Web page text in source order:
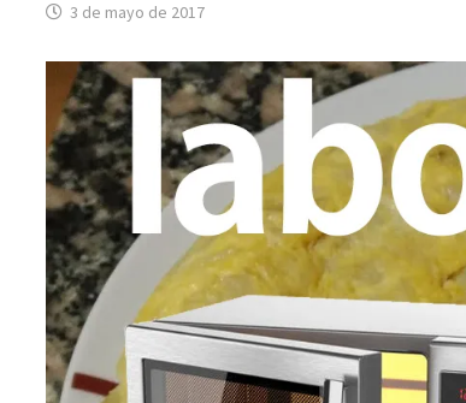
3 de mayo de 2017